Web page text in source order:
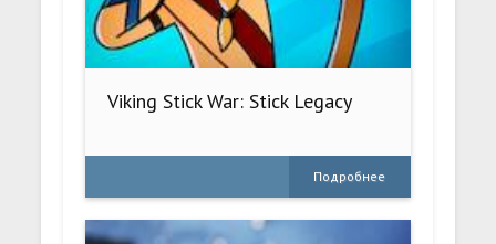
Viking Stick War: Stick Legacy
Подробнее